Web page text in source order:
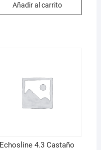
Añadir al carrito
Echosline 4.3 Castaño